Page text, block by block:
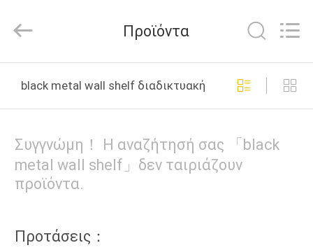
ΠΕΡΊΠΟΥ
ΕΜΕΊΣ
ΓΎΡΟΣ
Rights
by
Προϊόντα
black metal wall shelf διαδικτυακή κατασκευή
Συγγνώμη！ Η αναζήτησή σας 「black
metal wall shelf」δεν ταιριάζουν
προϊόντα.
Προτάσεις：